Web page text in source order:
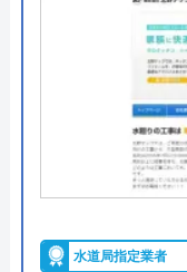
株式会社ク
みんなの水
みんなの水道屋
理を行っている
け付けしており
病院メンテナン
術への信頼性が高
事前見積もりを
水道局指定業者